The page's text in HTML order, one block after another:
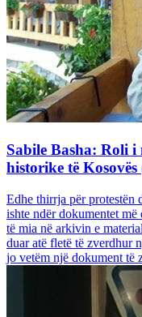
Sabile Basha: Roli i
historike të Kosovës
Edhe thirrja për protestën
ishte ndër dokumentet më
të mia në arkivin e
duar atë fletë të zverdhur
jo vetëm një dokument të